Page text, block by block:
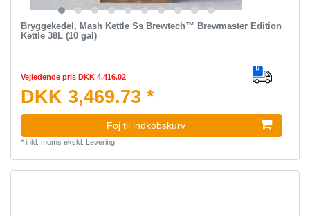
Bryggekedel, Mash Kettle Ss Brewtech™ Brewmaster Edition
Kettle 38L (10 gal)
Vejledende pris DKK 4,416.02
DKK 3,469.73 *
Foj til indkobskurv
* inkl. moms ekskl. Levering